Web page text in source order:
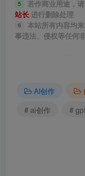
5 若作商业用途，
站长进行删除处理
6
本站所有内容均
事违法、侵权等任何
AI创作
# ai创作
# gpt